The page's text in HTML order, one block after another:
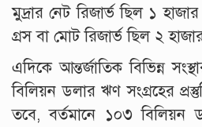
মুদ্রার নেট রিজার্ভ ছিল ১
গ্রস বা মোট রিজার্ভ ছিল ২
এদিকে আন্তর্জাতিক বিভিন্ন
বিলিয়ন ডলার ঋণ সংগ্রহের
তবে, বর্তমানে ১০৩ বিলিয়ন